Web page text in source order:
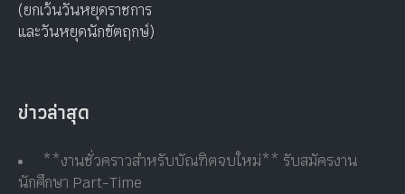
(ยกเว้นวันหยุดราชการ
และวันหยุดนักขัตฤกษ์)
ข่าวล่าสุด
**งานชั่วคราวสำหรับบัณฑิตจบใหม่** รับสมัครงาน
นักศึกษา Part-Time